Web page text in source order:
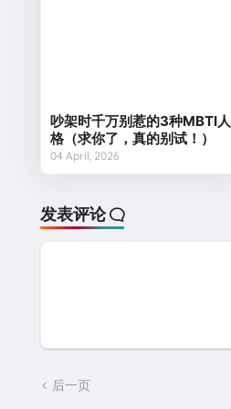
吵架时千万别惹的3种MBTI人
格（求你了，真的别试！）
04 April, 2026
发表评论
后一页